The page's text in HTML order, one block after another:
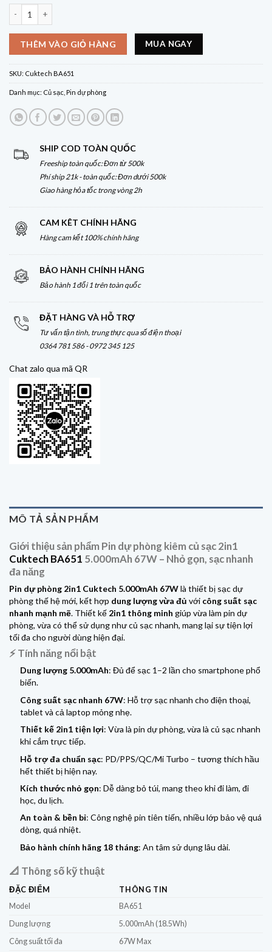
THÊM VÀO GIỎ HÀNG MUA NGAY
SKU: Cuktech BA651
Danh mục: Củ sạc Pin dự phòng
SHIP COD TOÀN QUỐC
Freeship toàn quốc: Đơn từ 500k
Phí ship 21k - toàn quốc: Đơn dưới 500k
Giao hàng hỏa tốc trong vòng 2h
CAM KÊT CHÍNH HÃNG
Hàng cam kết 100% chính hãng
BẢO HÀNH CHÍNH HÃNG
Bảo hành 1 đổi 1 trên toàn quốc
ĐẶT HÀNG VÀ HỖ TRỢ
Tư vấn tận tình, trung thực qua số điện thoại
0364 781 586 - 0972 345 125
Chat zalo qua mã QR
MÔ TẢ SẢN PHẨM
Giới thiệu sản phẩm Pin dự phòng kiêm củ sạc 2in1
Cuktech BA651 5.000mAh 67W – Nhỏ gọn, sạc nhanh
đa năng
Pin dự phòng 2in1 Cuktech 5.000mAh 67Wlà thiết bị sạc dự
phòng thế hệ mới, kết hợp dung lượng vừa đủ với công suất sạc
nhanh mạnh mẽ. Thiết kế 2in1 thông minh giúp vừa làm pin dự
phòng, vừa có thể sử dụng như củ sạc nhanh, mang lại sự tiện lợi
tối đa cho người dùng hiện đại.
⚡ Tính năng nổi bật
Dung lượng 5.000mAh: Đủ để sạc 1–2 lần cho smartphone phổ
biến.
Công suất sạc nhanh 67W: Hỗ trợ sạc nhanh cho điện thoại,
tablet và cả laptop mỏng nhẹ.
Thiết kế 2in1 tiện lợi: Vừa là pin dự phòng, vừa là củ sạc nhanh
khi cắm trực tiếp.
Hỗ trợ đa chuẩn sạc: PD/PPS/QC/Mi Turbo – tương thích hầu
hết thiết bị hiện nay.
Kích thước nhỏ gọn: Dễ dàng bỏ túi, mang theo khi đi làm, đi
học, du lịch.
An toàn & bền bỉ: Công nghệ pin tiên tiến, nhiều lớp bảo vệ quá
dòng, quá nhiệt.
Bảo hành chính hãng 18 tháng: An tâm sử dụng lâu dài.
📐 Thông số kỹ thuật
ĐẶC ĐIỂM
THÔNG TIN
Model
BA651
Dung lượng
5.000mAh (18.5Wh)
Công suất tối đa
67W Max